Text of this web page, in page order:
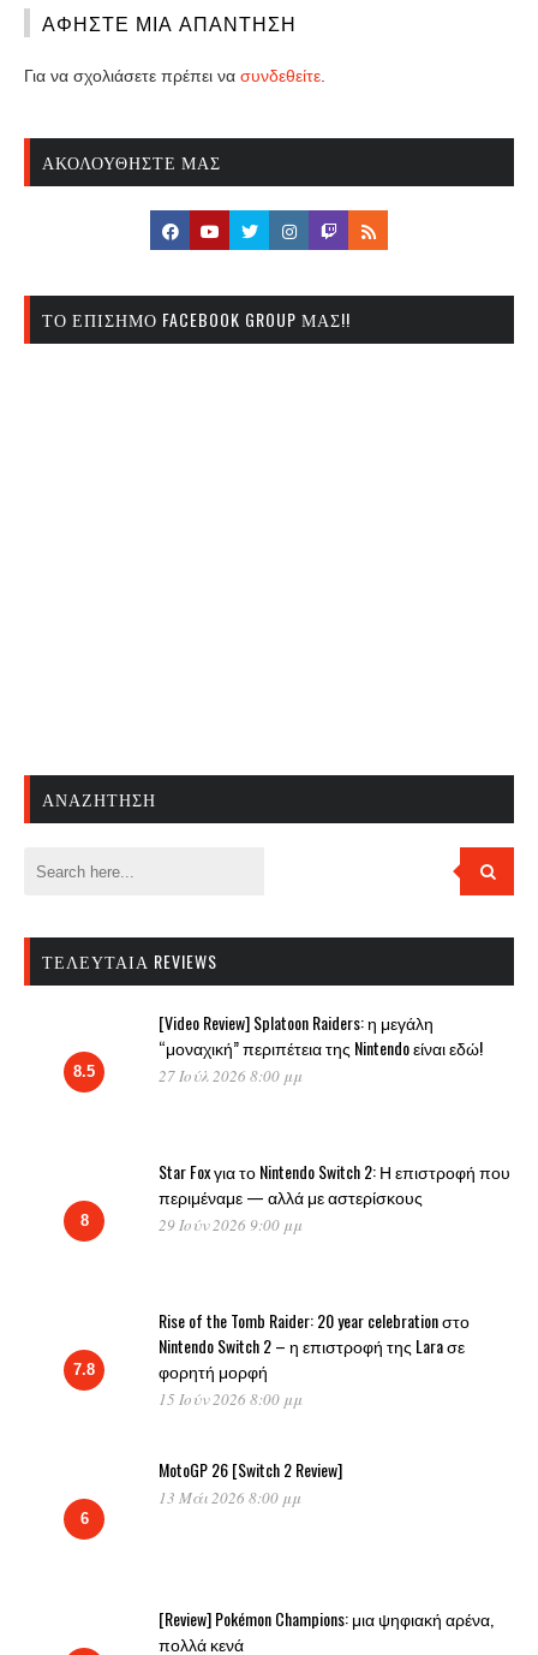
ΑΦΉΣΤΕ ΜΙΑ ΑΠΆΝΤΗΣΗ
Για να σχολιάσετε πρέπει να συνδεθείτε
ΑΚΟΛΟΥΘΉΣΤΕ ΜΑΣ
ΤΟ ΕΠΊΣΗΜΟ FACEBOOK GROUP ΜΑΣ!!
ΑΝΑΖΉΤΗΣΗ
ΤΕΛΕΥΤΑΊΑ REVIEWS
8.5
[Video Review] Splatoon Raiders: η μεγάλη
“μοναχική” περιπέτεια της Nintendo είναι εδώ!
27 Ιούλ 2026 8:00 μμ
8
Star Fox για το Nintendo Switch 2: Η επιστροφή που
περιμέναμε — αλλά με αστερίσκους
29 Ιούν 2026 9:00 μμ
7.8
Rise of the Tomb Raider: 20 year celebration στο
Nintendo Switch 2 – η επιστροφή της Lara σε
φορητή μορφή
15 Ιούν 2026 8:00 μμ
6
MotoGP 26 [Switch 2 Review]
13 Μάι 2026 8:00 μμ
[Review] Pokémon Champions: μια ψηφιακή αρένα,
πολλά κενά